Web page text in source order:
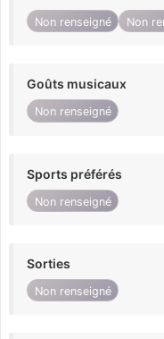
Non renseigné Non
Goûts musicaux
Non renseigné
Sports préférés
Non renseigné
Sorties
Non renseigné